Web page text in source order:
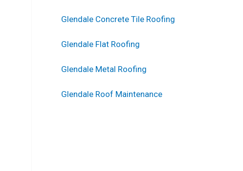
Glendale Concrete Tile Roofing
Glendale Flat Roofing
Glendale Metal Roofing
Glendale Roof Maintenance